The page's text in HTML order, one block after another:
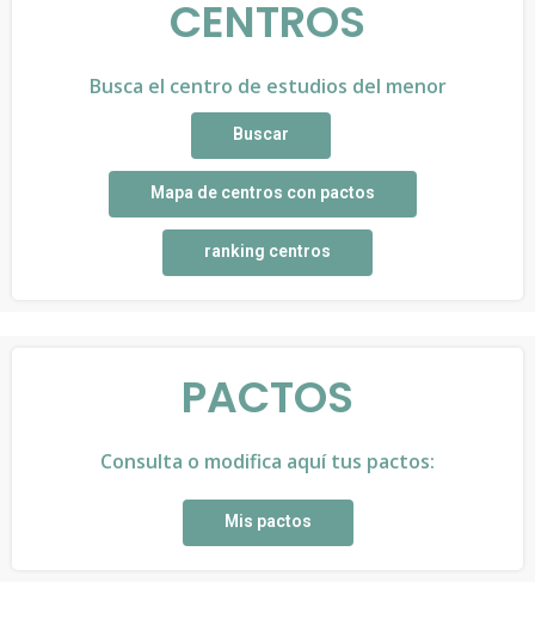
CENTROS
Busca el centro de estudios del menor
Buscar
Mapa de centros con pactos
ranking centros
PACTOS
Consulta o modifica aquí tus pactos:
Mis pactos